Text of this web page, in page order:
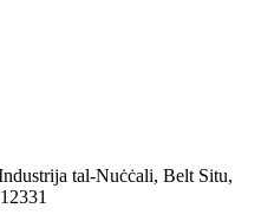
tal-Nuċċali, Belt Situ,